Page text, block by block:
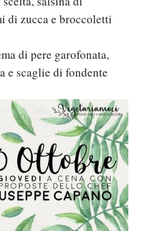
di zucca e broccoletti
di pere garofonata,
scaglie di fondente